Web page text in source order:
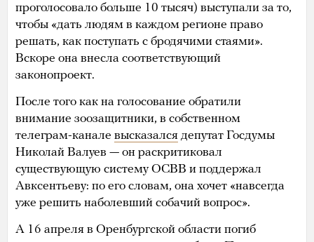
проголосовало больше 10 тысяч) выступали за то,
чтобы «дать людям в каждом регионе право
решать, как поступать с бродячими стаями».
Вскоре она внесла соответствующий
законопроект.
После того как на голосование обратили
внимание зоозащитники, в собственном
телеграм-канале высказался депутат Госдумы
Николай Валуев — он раскритиковал
существующую систему ОСВВ и поддержал
Авксентьеву: по его словам, она хочет «навсегда
уже решить наболевший собачий вопрос».
А 16 апреля в Оренбургской области погиб